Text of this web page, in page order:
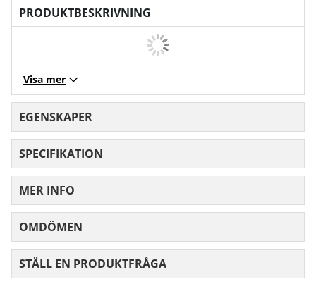
PRODUKTBESKRIVNING
Visa mer
EGENSKAPER
SPECIFIKATION
MER INFO
OMDÖMEN
STÄLL EN PRODUKTFRÅGA